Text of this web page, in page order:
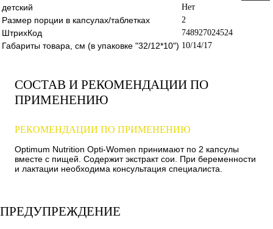
детский Нет
Размер порции в капсулах/таблетках 2
ШтрихКод 748927024524
Габариты товара, см (в упаковке "32/12*10") 10/14/17
СОСТАВ И РЕКОМЕНДАЦИИ ПО
ПРИМЕНЕНИЮ
РЕКОМЕНДАЦИИ ПО ПРИМЕНЕНИЮ
Optimum Nutrition Opti-Women принимают по 2 капсулы
вместе с пищей. Содержит экстракт сои. При беременности
и лактации необходима консультация специалиста.
ПРЕДУПРЕЖДЕНИЕ